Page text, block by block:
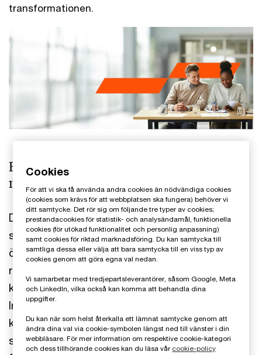
transformationen.
En digitaliserad försäkringsbransch
med kunden i fokus
Den tidigare tveksamheten inför teknologins
snabba framfart i försäkringsbranschen har nu
övergått till optimism. För att kunna erbjuda de
relevanta och personaliserade tjänster som
kunderna förväntar sig blir välutvecklade
InsurTech-lösningar allt viktigare. Under de
kommande åren väntas artificiell intelligens bli en
självklar del i företagsmodeller och en
Cookies
För att vi ska få använda andra cookies än nödvändiga cookies
(cookies som krävs för att webbplatsen ska fungera) behöver vi
ditt samtycke. Det rör sig om följande tre typer av cookies;
prestandacookies för statistik- och analysändamål, funktionella
cookies (för utökad funktionalitet och personlig anpassning)
samt cookies för riktad marknadsföring. Du kan samtycka till
samtliga dessa eller välja att bara samtycka till en viss typ av
cookies genom att göra egna val nedan.
Vi samarbetar med tredjepartsleverantörer, såsom Google, Meta
och LinkedIn, vilka också kan komma att behandla dina
uppgifter.
Du kan när som helst återkalla ett lämnat samtycke genom att
ändra dina val via cookie-symbolen längst ned till vänster i din
webbläsare. För mer information om respektive cookie-kategori
och dess tillhörande cookies kan du läsa vår cookie-policy